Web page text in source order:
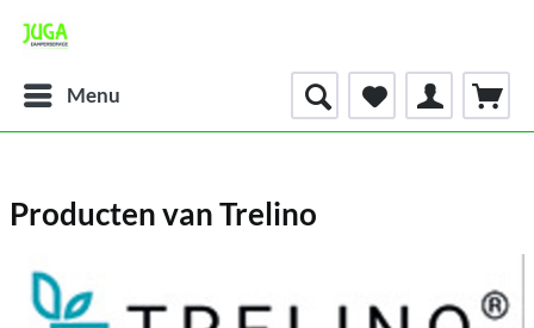
Menu
Producten van Trelino